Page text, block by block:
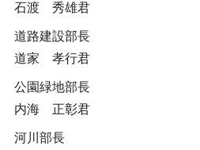
石渡 秀雄君
道路建設部長
道家 孝行君
公園緑地部長
内海 正彰君
河川部長